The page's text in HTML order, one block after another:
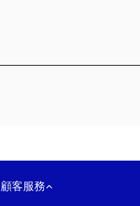
顧客服務